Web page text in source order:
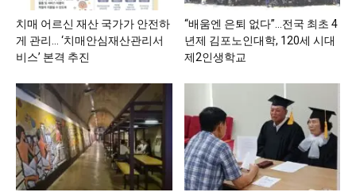
치매 어르신 재산 국가가 안전하
게 관리… ‘치매안심재산관리서
비스’ 본격 추진
“배움엔 은퇴 없다”…전국 최초 4
년제 김포노인대학, 120세 시대
제2인생학교